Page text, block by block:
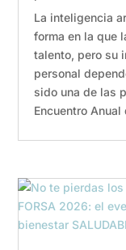
La inteligencia
forma en la que
talento, pero su
personal
sido una de las
Encuentro Anual